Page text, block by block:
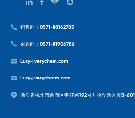
销售部：0571-88162785
采购部：0571-81906786
Lucy@verychem.com
Lucy@verypharm.com
浙江省杭州市西湖区申花路792号开物创新大厦B-601